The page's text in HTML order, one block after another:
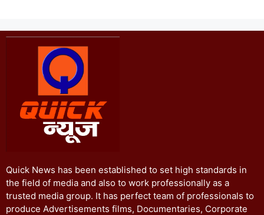
Quick News has been established to set high standards in
the field of media and also to work professionally as a
trusted media group. It has perfect team of professionals to
produce Advertisements films, Documentaries, Corporate